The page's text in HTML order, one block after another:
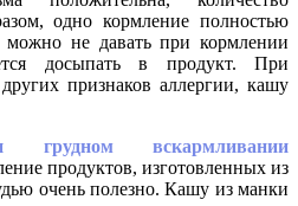
одно кормление полностью
не давать при кормлении
досыпать в продукт. При
признаков аллергии, кашу
вскармливании
продуктов, изготовленных из
очень полезно. Кашу из манки